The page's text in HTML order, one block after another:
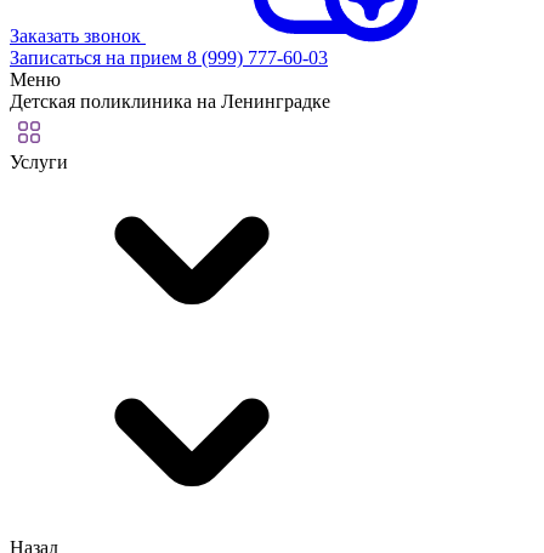
Заказать звонок
Записаться на прием 8 (999) 777-60-03
Меню
Детская поликлиника на Ленинградке
Услуги
Назад